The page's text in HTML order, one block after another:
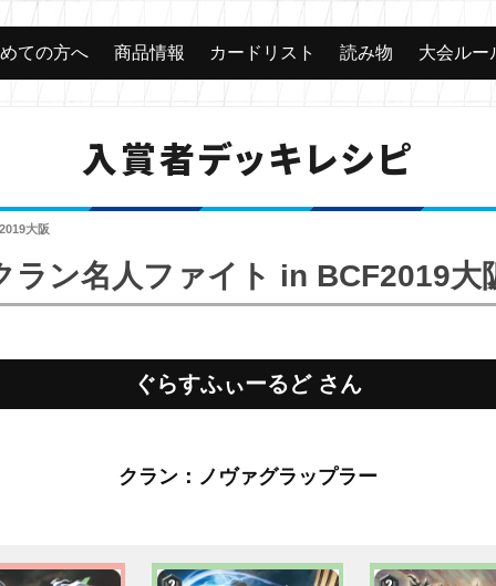
ての方へ 商品情報 カードリスト 読み物 大会ルー
入賞者デッキレシピ
大阪
ラン名人ファイト in BCF2019大
ぐらすふぃーるど さん
クラン：ノヴァグラップラー